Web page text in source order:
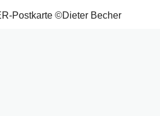
Postkarte ©Dieter Becher